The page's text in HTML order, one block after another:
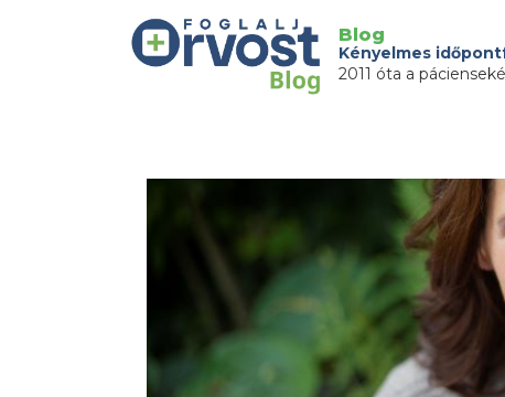
Blog
Kényelmes
2011 óta a